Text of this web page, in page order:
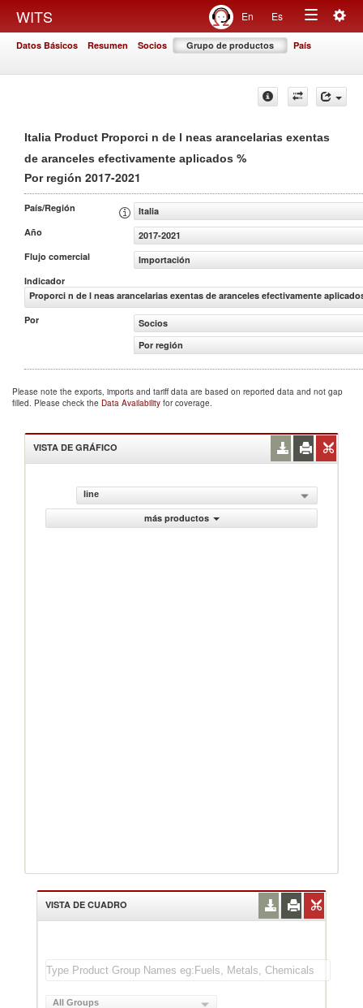
WITS En Es
Toggle
Datos Básicos Resumen Socios Grupo de productos País
Italia Product Proporci n de l neas arancelarias exentas
de aranceles efectivamente aplicados %
Por región 2017-2021
País/Región
Italia
Año
2017-2021
Flujo comercial
Importación
Indicador
Proporci n de l neas arancelarias exentas de aranceles efectivamente
Por
Socios
Por región
Please note the exports, imports and tariff data are based on reported data and not gap
filled. Please check the Data Availability for coverage.
VISTA DE GRÁFICO
line
más productos
VISTA DE CUADRO
All Groups